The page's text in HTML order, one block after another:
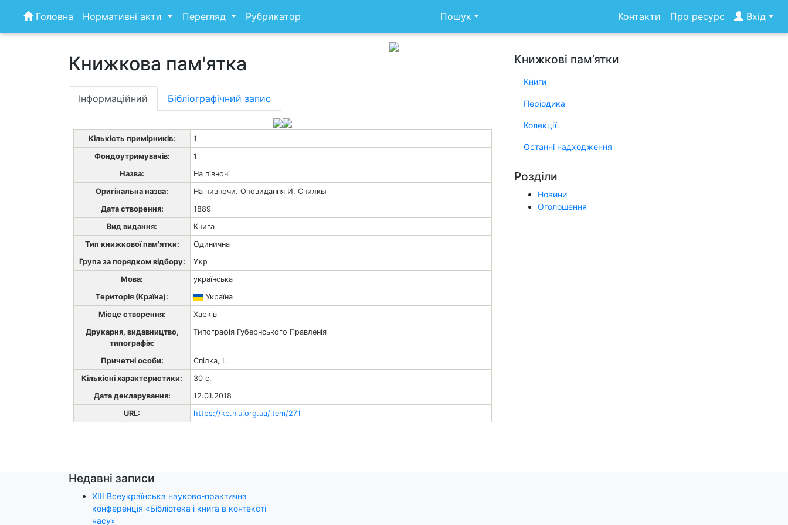
content
Головна Нормативні акти Перегляд Рубрикатор Пошук Контакти Про ресурс Вхід
Книжкова пам'ятка
Інформаційний Бібліографічний запис
Кількість примірників:
1
Фондоутримувачів:
1
Назва:
На півночі
Оригінальна назва:
На пивночи. Оповидання И. Спилкы
Дата створення:
1889
Вид видання:
Книга
Тип книжкової пам'ятки:
Одинична
Група за порядком відбору:
Укр
Мова:
українська
Територія (Країна):
Україна
Місце створення:
Харків
Друкарня, видавництво,
типографія:
Типографія Губернського Правленія
Причетні особи:
Спілка, І.
Кількісні характеристики:
30 с.
Дата декларування:
12.01.2018
URL:
https://kp.nlu.org.ua/item/271
Книжкові пам’ятки
Книги
Періодика
Колекції
Останні надходження
Розділи
Новини
Оголошення
Недавні записи
ХІІІ Всеукраїнська науково-практична
конференція «Бібліотека і книга в контексті
часу»